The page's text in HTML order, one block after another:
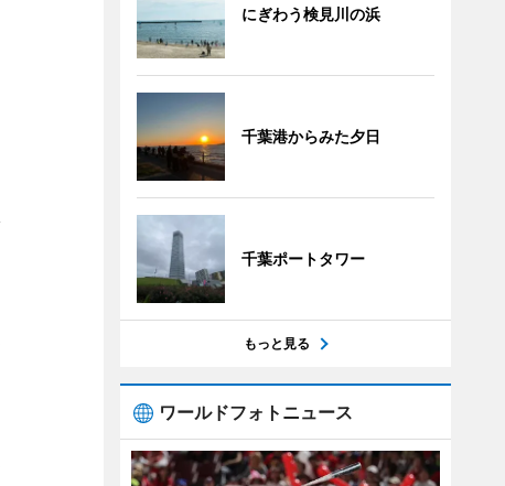
にぎわう検見川の浜
千葉港からみた夕日
千葉ポートタワー
もっと見る
ワールドフォトニュース